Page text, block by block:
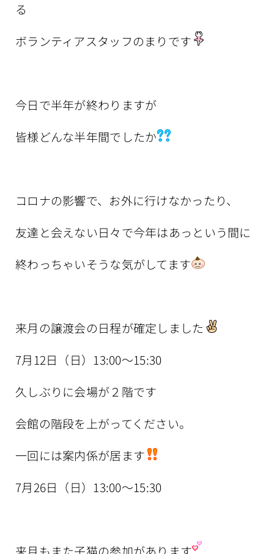
る
ボランティアスタッフのまりです
今日で半年が終わりますが
皆様どんな半年間でしたか
コロナの影響で、お外に行けなかったり、
友達と会えない日々で今年はあっという間に
終わっちゃいそうな気がしてます
来月の譲渡会の日程が確定しました
7月12日（日）13:00〜15:30
久しぶりに会場が２階です
会館の階段を上がってください。
一回には案内係が居ます
7月26日（日）13:00〜15:30